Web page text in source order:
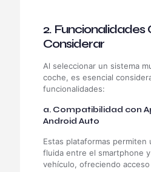
2. Funcionalidades
Considerar
Al seleccionar un sistema
coche, es esencial
funcionalidades:
a. Compatibilidad con
Android Auto
Estas plataformas permiten
fluida entre el smartphone
vehículo, ofreciendo